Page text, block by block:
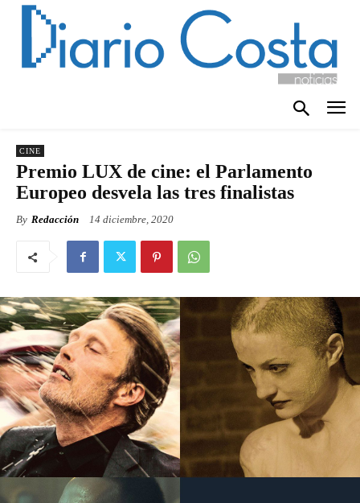
CINE
Premio LUX de cine: el Parlamento
Europeo desvela las tres finalistas
By Redacción 14 diciembre, 2020